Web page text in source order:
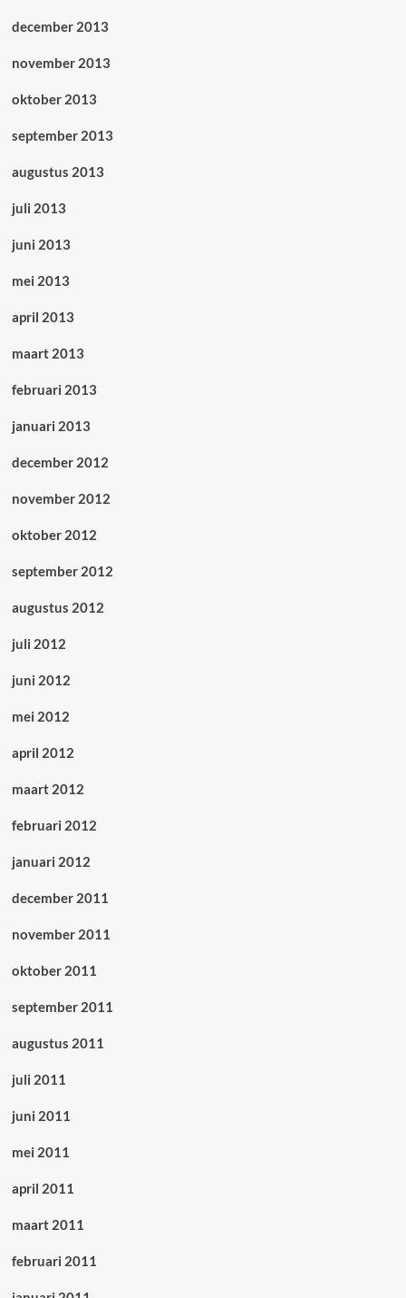
december 2013
november 2013
oktober 2013
september 2013
augustus 2013
juli 2013
juni 2013
mei 2013
april 2013
maart 2013
februari 2013
januari 2013
december 2012
november 2012
oktober 2012
september 2012
augustus 2012
juli 2012
juni 2012
mei 2012
april 2012
maart 2012
februari 2012
januari 2012
december 2011
november 2011
oktober 2011
september 2011
augustus 2011
juli 2011
juni 2011
mei 2011
april 2011
maart 2011
februari 2011